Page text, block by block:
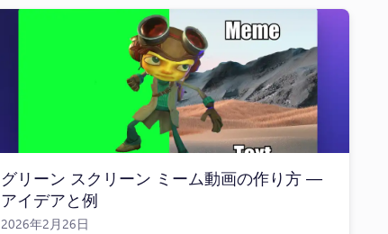
グリーン スクリーン ミーム動画の作り方 —
アイデアと例
2026年2月26日